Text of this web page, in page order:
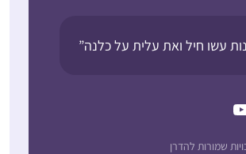
עשו חיל ואת עלית על כלנה”